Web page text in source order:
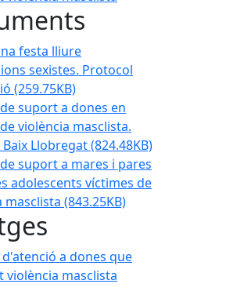
festa lliure
sexistes. Protocol
(259.75KB)
suport a dones en
violència masclista.
Baix Llobregat(824.48KB)
suport a mares i pares
adolescents víctimes de
masclista (843.25KB)
a dones que han patit violència